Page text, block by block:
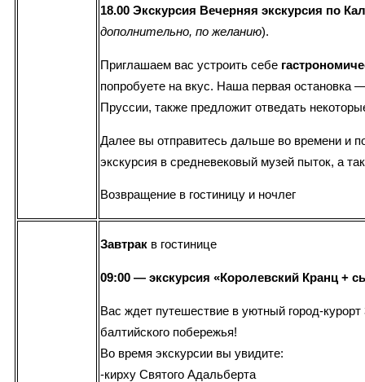
18.00 Экскурсия Вечерняя экскурсия по
дополнительно, по желанию).
Приглашаем вас устроить себе
попробуете на вкус. Наша первая остановка
Пруссии, также предложит отведать
Далее вы отправитесь дальше во времени и
экскурсия в средневековый музей пыток, а
Возвращение в гостиницу и ночлег
Завтрак в гостинице
09:00 — экскурсия «Королевский Кранц +
Вас ждет путешествие в уютный город-курорт
балтийского побережья!
Во время экскурсии вы увидите:
-кирху Святого Адальберта